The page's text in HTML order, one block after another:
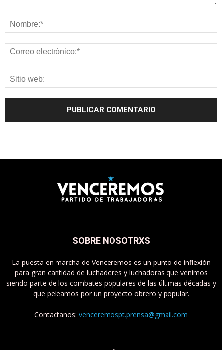
SOBRE NOSOTRXS
La puesta en marcha de Venceremos es un punto de inflexión
para gran cantidad de luchadores y luchadoras que venimos
siendo parte de los combates populares de las últimas décadas y
que peleamos por un proyecto obrero y popular.
Contactanos: venceremospt.prensa@gmail.com